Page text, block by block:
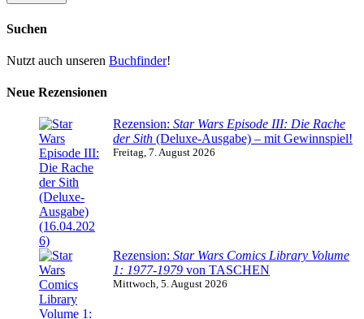
Suchen
Nutzt auch unseren Buchfinder!
Neue Rezensionen
Rezension: Star Wars Episode III: Die Rache
der Sith (Deluxe-Ausgabe) – mit Gewinnspiel!
Freitag, 7. August 2026
Rezension: Star Wars Comics Library Volume
1: 1977-1979 von TASCHEN
Mittwoch, 5. August 2026